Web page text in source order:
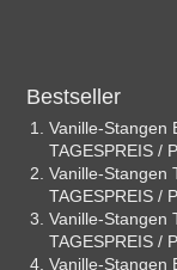
Bestseller
Vanille-Stangen
TAGESPREIS /
Vanille-Stangen
TAGESPREIS /
Vanille-Stangen
TAGESPREIS /
Vanille-Stangen